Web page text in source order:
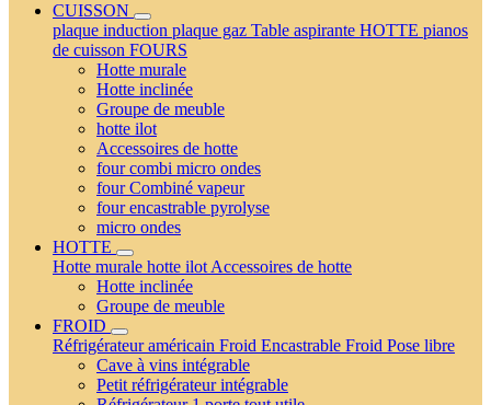
CUISSON
plaque induction plaque gaz Table aspirante HOTTE pianos
de cuisson FOURS
Hotte murale
Hotte inclinée
Groupe de meuble
hotte ilot
Accessoires de hotte
four combi micro ondes
four Combiné vapeur
four encastrable pyrolyse
micro ondes
HOTTE
Hotte murale hotte ilot Accessoires de hotte
Hotte inclinée
Groupe de meuble
FROID
Réfrigérateur américain Froid Encastrable Froid Pose libre
Cave à vins intégrable
Petit réfrigérateur intégrable